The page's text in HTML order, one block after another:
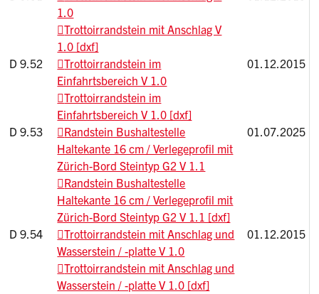
1.0
Trottoirrandstein mit Anschlag V
1.0 [dxf]
D 9.52
Trottoirrandstein im
Einfahrtsbereich V 1.0
01.12.2015
Trottoirrandstein im
Einfahrtsbereich V 1.0 [dxf]
D 9.53
Randstein Bushaltestelle
Haltekante 16 cm / Verlegeprofil mit
Zürich-Bord Steintyp G2 V 1.1
01.07.2025
Randstein Bushaltestelle
Haltekante 16 cm / Verlegeprofil mit
Zürich-Bord Steintyp G2 V 1.1 [dxf]
D 9.54
Trottoirrandstein mit Anschlag und
Wasserstein / -platte V 1.0
01.12.2015
Trottoirrandstein mit Anschlag und
Wasserstein / -platte V 1.0 [dxf]